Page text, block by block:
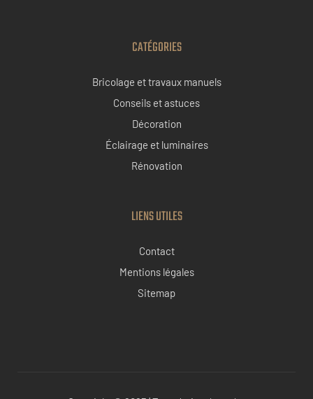
CATÉGORIES
Bricolage et travaux manuels
Conseils et astuces
Décoration
Éclairage et luminaires
Rénovation
LIENS UTILES
Contact
Mentions légales
Sitemap